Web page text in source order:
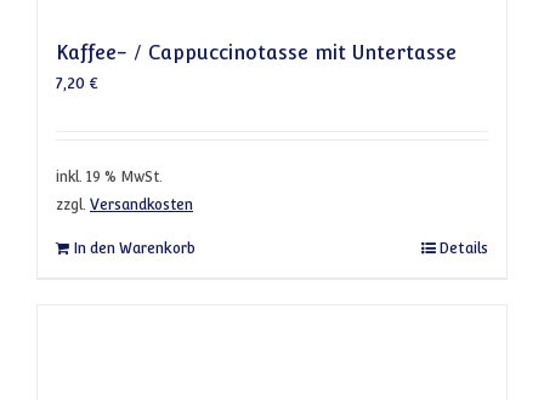
Kaffee- / Cappuccinotasse mit Untertasse
7,20 €
inkl. 19 % MwSt.
zzgl. Versandkosten
In den Warenkorb Details